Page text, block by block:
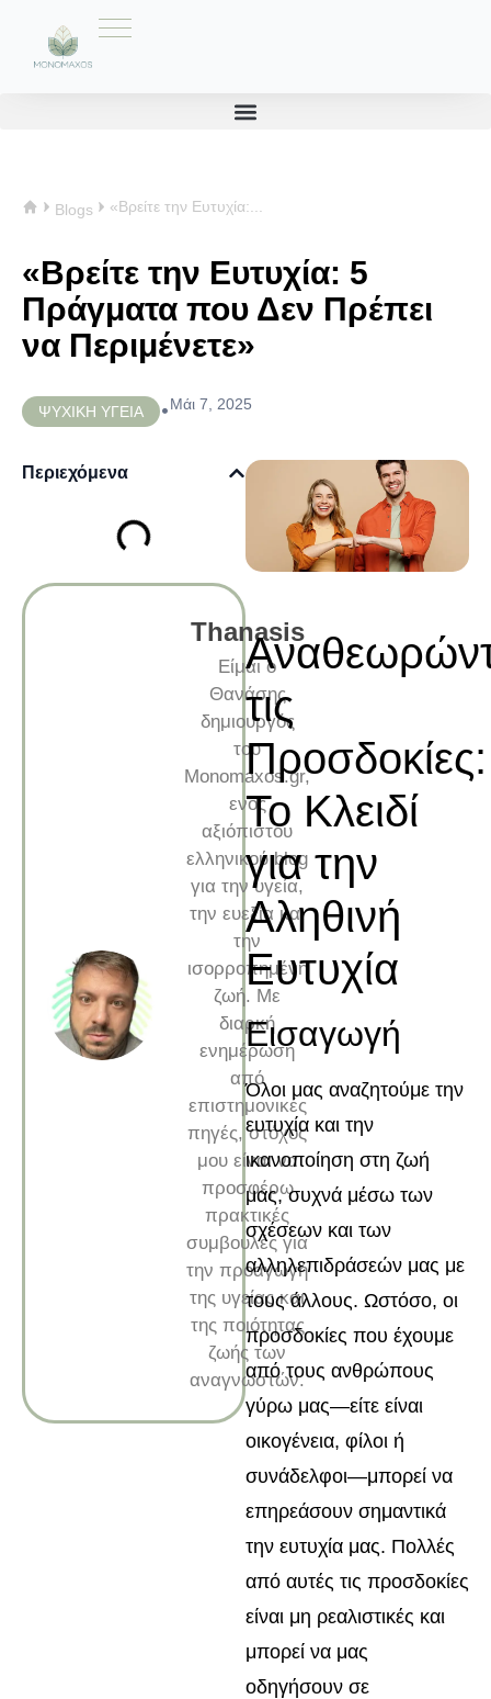
Blogs «Βρείτε την Ευτυχία:...
«Βρείτε την Ευτυχία: 5
Πράγματα που Δεν Πρέπει
να Περιμένετε»
ΨΥΧΙΚΗ ΥΓΕΙΑ •Μάι 7, 2025
Περιεχόμενα
Thanasis
Είμαι ο
Θανάσης
δημιουργός
του
Monomaxos.gr,
ενός
αξιόπιστου
ελληνικού blog
για την υγεία,
την ευεξία και
την
ισορροπημένη
ζωή. Με
διαρκή
ενημέρωση
από
επιστημονικές
πηγές, στόχος
μου είναι να
προσφέρω
πρακτικές
συμβουλές για
την προαγωγή
της υγείας και
της ποιότητας
ζωής των
αναγνωστών.
τις
Προσδοκίες:
Το Κλειδί
για την
Αληθινή
Ευτυχία
Εισαγωγή
Όλοι μας αναζητούμε την
ευτυχία και την
ικανοποίηση στη ζωή
μας, συχνά μέσω των
σχέσεων και των
αλληλεπιδράσεών μας με
τους άλλους. Ωστόσο, οι
προσδοκίες που έχουμε
από τους ανθρώπους
γύρω μας—είτε είναι
οικογένεια, φίλοι ή
συνάδελφοι—μπορεί να
επηρεάσουν σημαντικά
την ευτυχία μας. Πολλές
από αυτές τις προσδοκίες
είναι μη ρεαλιστικές και
μπορεί να μας
οδηγήσουν σε